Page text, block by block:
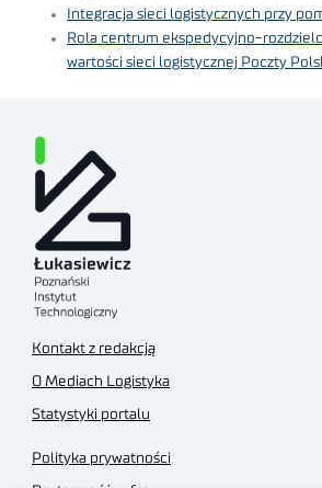
Integracja sieci logistycznych przy
Rola centrum ekspedycyjno-
wartości sieci logistycznej Poczty
Kontakt z redakcją
O Mediach Logistyka
Statystyki portalu
Polityka prywatności